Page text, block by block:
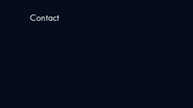
Contact